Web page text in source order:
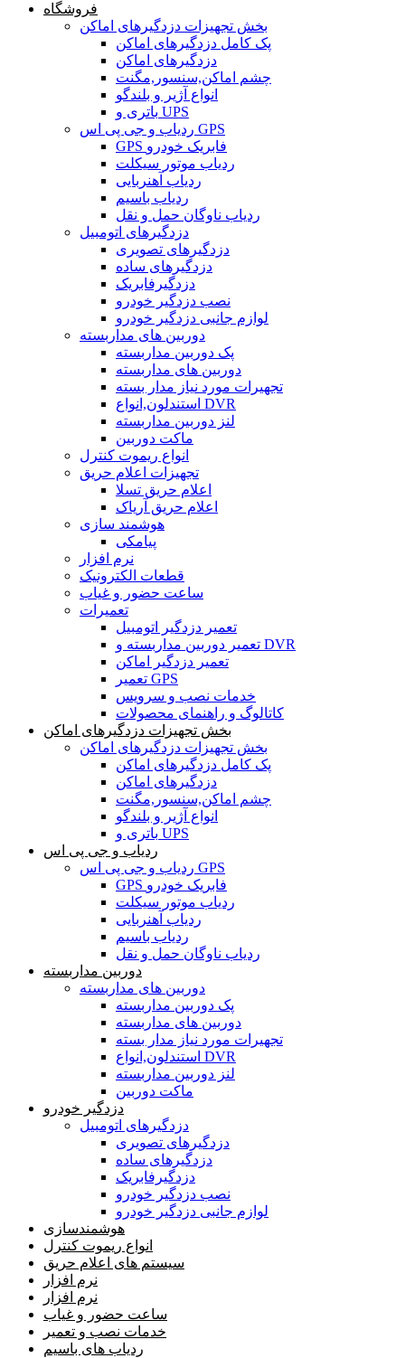
فروشگاه
بخش تجهیزات دزدگیرهای اماکن
پک کامل دزدگیرهای اماکن
دزدگیرهای اماکن
چشم اماکن,سنسور,مگنت
انواع آژیر و بلندگو
باتری و UPS
ردیاب و جی پی اس GPS
GPS فابریک خودرو
ردیاب موتور سیکلت
ردیاب آهنربایی
ردیاب باسیم
ردیاب ناوگان حمل و نقل
دزدگیرهای اتومبیل
دزدگیرهای تصویری
دزدگیرهای ساده
دزدگیرفابریک
نصب دزدگیر خودرو
لوازم جانبی دزدگیر خودرو
دوربین های مداربسته
پک دوربین مداربسته
دوربین های مداربسته
تجهیرات مورد نیاز مدار بسته
استندلون,انواع DVR
لنز دوربین مداربسته
ماکت دوربین
انواع ریموت کنترل
تجهیزات اعلام حریق
اعلام حریق تسلا
اعلام حریق آریاک
هوشمند سازی
پیامکی
نرم افزار
قطعات الکترونیک
ساعت حضور و غیاب
تعمیرات
تعمیر دزدگیر اتومبیل
تعمیر دوربین مداربسته و DVR
تعمیر دزدگیر اماکن
تعمیر GPS
خدمات نصب و سرویس
کاتالوگ و راهنمای محصولات
بخش تجهیزات دزدگیرهای اماکن
بخش تجهیزات دزدگیرهای اماکن
پک کامل دزدگیرهای اماکن
دزدگیرهای اماکن
چشم اماکن,سنسور,مگنت
انواع آژیر و بلندگو
باتری و UPS
ردیاب و جی پی اس
ردیاب و جی پی اس GPS
GPS فابریک خودرو
ردیاب موتور سیکلت
ردیاب آهنربایی
ردیاب باسیم
ردیاب ناوگان حمل و نقل
دوربین مداربسته
دوربین های مداربسته
پک دوربین مداربسته
دوربین های مداربسته
تجهیرات مورد نیاز مدار بسته
استندلون,انواع DVR
لنز دوربین مداربسته
ماکت دوربین
دزدگیر خودرو
دزدگیرهای اتومبیل
دزدگیرهای تصویری
دزدگیرهای ساده
دزدگیرفابریک
نصب دزدگیر خودرو
لوازم جانبی دزدگیر خودرو
هوشمندسازی
انواع ریموت کنترل
سیستم های اعلام حریق
نرم افزار
نرم افزار
ساعت حضور و غیاب
خدمات نصب و تعمیر
ردیاب های باسیم